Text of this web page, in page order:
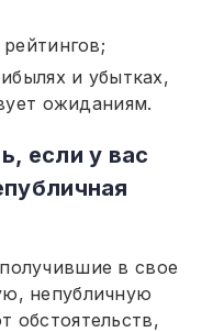
и убытках,
ожиданиям.
если у вас
в свое
непубличную
обстоятельств,